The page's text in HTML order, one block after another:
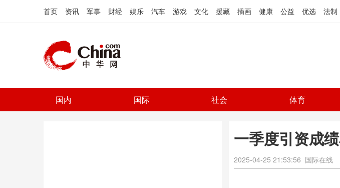
首页 资讯 军事 财经 娱乐 汽车 游戏 文化 援藏 插画 健康 公益 优选 法制
国内 国际 社会 体育
一季度引资成
2025-04-25 21:53:56 国际在线